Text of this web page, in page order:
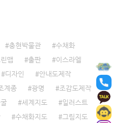
충현박물관
수채화
맵 출판
이스라엘
디자인
안내도제작
계종 광명
조감도제작
세계지도
일러스트
수채화지도 그림지도